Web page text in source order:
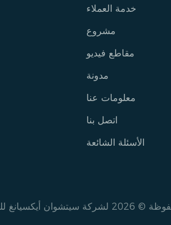
خدمة العملاء
مشروع
مقاطع فيديو
مدونة
معلومات عنا
اتصل بنا
الأسئلة الشائعة